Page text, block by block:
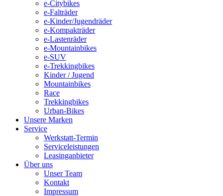
e-Citybikes
e-Falträder
e-Kinder/Jugendräder
e-Kompakträder
e-Lastenräder
e-Mountainbikes
e-SUV
e-Trekkingbikes
Kinder / Jugend
Mountainbikes
Race
Trekkingbikes
Urban-Bikes
Unsere Marken
Service
Werkstatt-Termin
Serviceleistungen
Leasinganbieter
Über uns
Unser Team
Kontakt
Impressum